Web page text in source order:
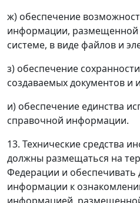
ж) обеспечение
информации,
системе, в виде файлов и
з) обеспечение
создаваемых документов и
и) обеспечение единства
справочной информации.
13. Технические средства
должны размещаться на
Федерации и обеспечивать
информации к